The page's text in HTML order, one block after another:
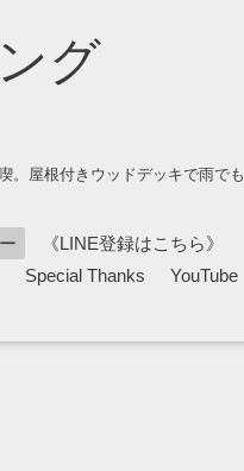
グ
。屋根付きウッドデッキで雨でも
《LINE登録はこちら》
Special Thanks
YouTube